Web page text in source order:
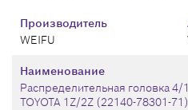
Производитель
WEIFU
Наименование
Распределительная головка 4/
TOYOTA 1Z/2Z (22140-78301-71)